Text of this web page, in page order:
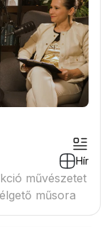
Hír
művészetet
műsora